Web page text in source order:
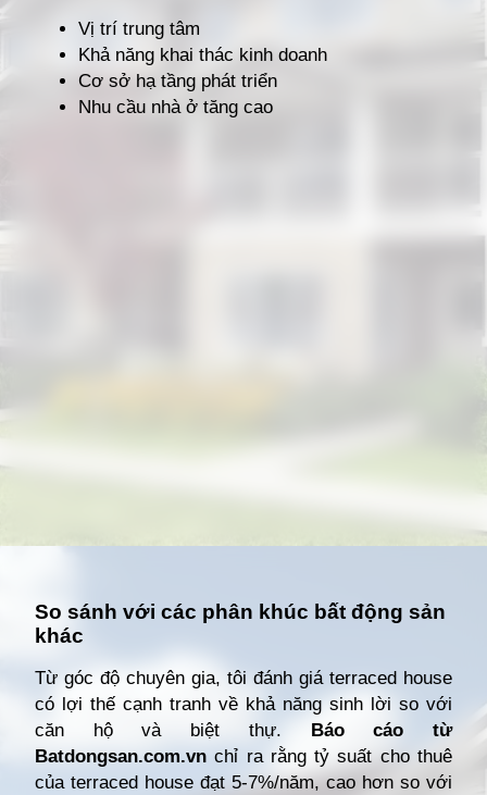
Vị trí trung tâm
Khả năng khai thác kinh doanh
Cơ sở hạ tầng phát triển
Nhu cầu nhà ở tăng cao
So sánh với các phân khúc bất động sản
khác
Từ góc độ chuyên gia, tôi đánh giá terraced house
có lợi thế cạnh tranh về khả năng sinh lời so với
căn hộ và biệt thự.
Báo cáo từ
Batdongsan.com.vn chỉ ra rằng tỷ suất cho thuê
của terraced house đạt 5-7%/năm, cao hơn so với